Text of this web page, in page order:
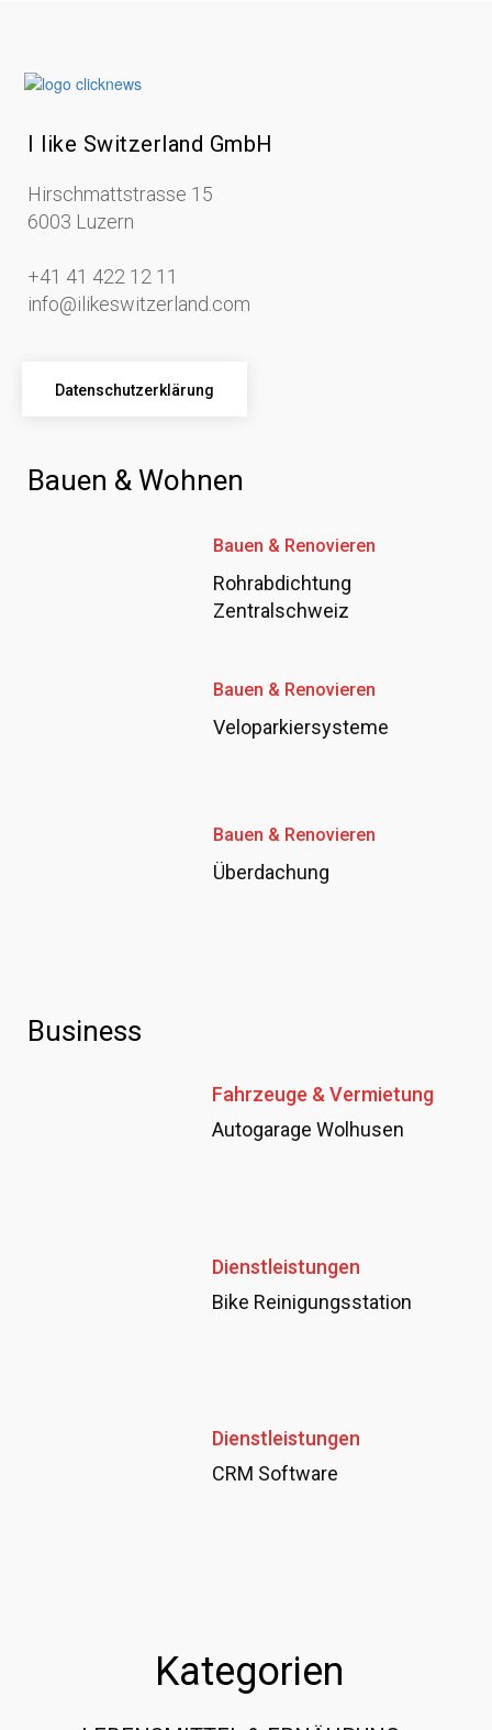
I like Switzerland GmbH
Hirschmattstrasse 15
6003 Luzern
+41 41 422 12 11
info@ilikeswitzerland.com
Datenschutzerklärung
Bauen & Wohnen
Bauen & Renovieren
Rohrabdichtung
Zentralschweiz
Bauen & Renovieren
Veloparkiersysteme
Bauen & Renovieren
Überdachung
Business
Fahrzeuge & Vermietung
Autogarage Wolhusen
Dienstleistungen
Bike Reinigungsstation
Dienstleistungen
CRM Software
Kategorien